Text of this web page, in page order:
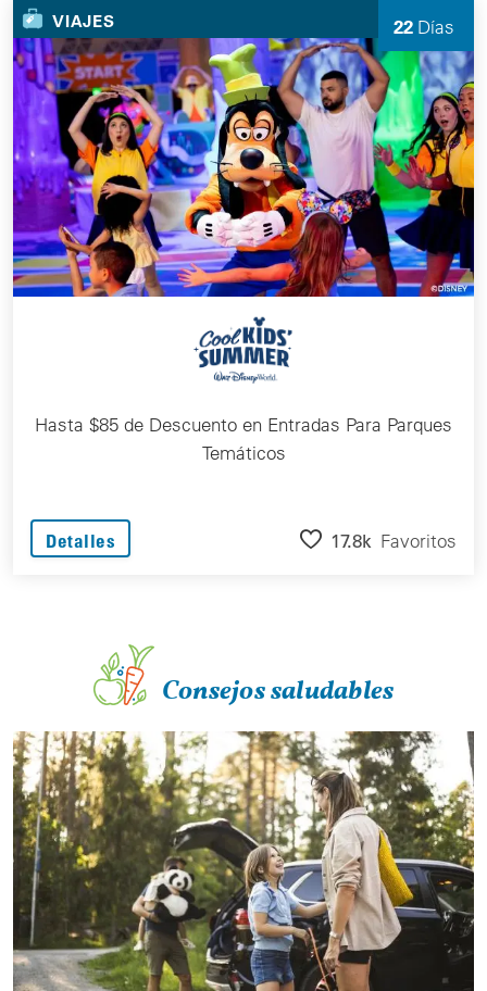
VIAJES 22 Días
quedan
Hasta $85 de Descuento en Entradas Para Parques
Temáticos
Detalles 17.8k Favoritos
Consejos saludables